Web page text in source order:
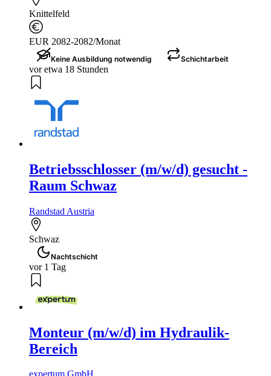
Knittelfeld
EUR 2082-2082/Monat
Keine Ausbildung notwendig Schichtarbeit
vor etwa 18 Stunden
Betriebsschlosser (m/w/d) gesucht -
Raum Schwaz
Randstad Austria
Schwaz
Nachtschicht
vor 1 Tag
Monteur (m/w/d) im Hydraulik-
Bereich